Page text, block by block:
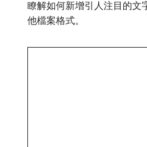
瞭解如何新增引人注目的文
他檔案格式。